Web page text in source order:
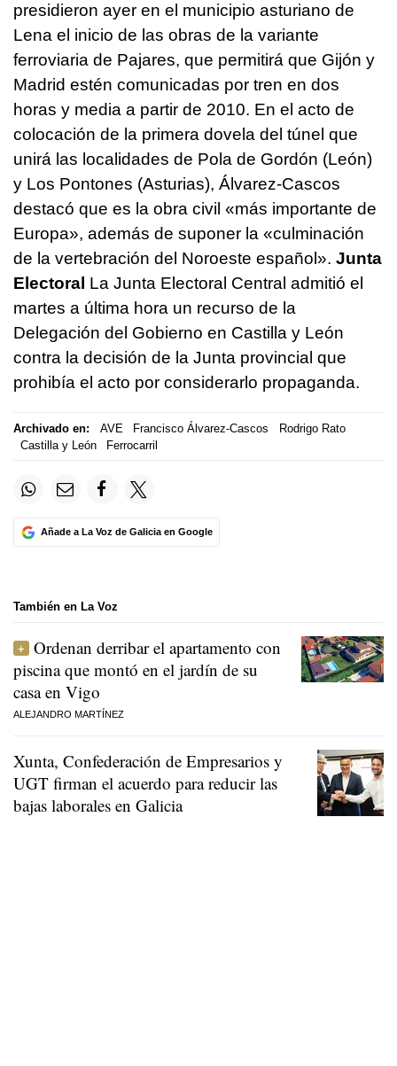
presidieron ayer en el municipio asturiano de
Lena el inicio de las obras de la variante
ferroviaria de Pajares, que permitirá que Gijón y
Madrid estén comunicadas por tren en dos
horas y media a partir de 2010. En el acto de
colocación de la primera dovela del túnel que
unirá las localidades de Pola de Gordón (León)
y Los Pontones (Asturias), Álvarez-Cascos
destacó que es la obra civil «más importante de
Europa», además de suponer la «culminación
de la vertebración del Noroeste español». Junta
Electoral La Junta Electoral Central admitió el
martes a última hora un recurso de la
Delegación del Gobierno en Castilla y León
contra la decisión de la Junta provincial que
prohibía el acto por considerarlo propaganda.
Archivado en: AVE Francisco Álvarez-Cascos
Rodrigo Rato
Castilla y León
Ferrocarril
Añade a La Voz de Galicia en Google
También en La Voz
Ordenan derribar el apartamento con
piscina que montó en el jardín de su
casa en Vigo
ALEJANDRO MARTÍNEZ
Xunta, Confederación de Empresarios y
UGT firman el acuerdo para reducir las
bajas laborales en Galicia